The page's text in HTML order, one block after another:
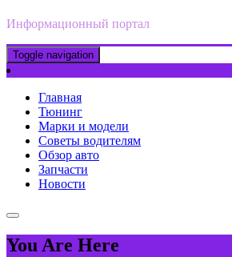
Информационный портал
Toggle navigation
Главная
Тюнинг
Марки и модели
Советы водителям
Обзор авто
Запчасти
Новости
You Are Here